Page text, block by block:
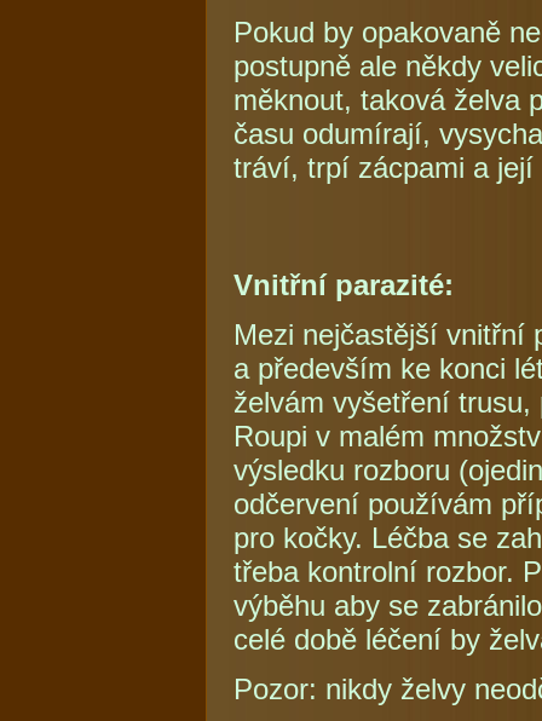
Pokud by opakovaně
postupně ale někdy
měknout, taková želva
času odumírají,
tráví, trpí zácpami a její
Vnitřní parazité:
Mezi nejčastější vnitřní
a především ke konci
želvám vyšetření
Roupi v malém
výsledku rozboru
odčervení používám
pro kočky. Léčba se
třeba kontrolní rozbor.
výběhu aby se
celé době léčení by
Pozor: nikdy želvy